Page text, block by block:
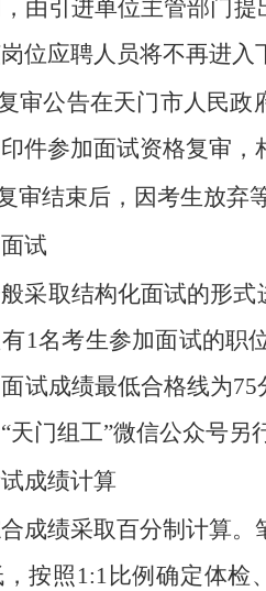
由引进单位主管部门
位应聘人员将不再进入
审公告在天门市人民
件参加面试资格复审，
审结束后，因考生放弃
面试
采取结构化面试的形
1名考生参加面试的职
试成绩最低合格线为
天门组工”微信公众号另
成绩计算
成绩采取百分制计算
按照1:1比例确定体